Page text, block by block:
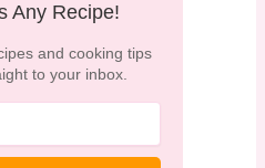
Any Recipe!
and cooking tips
to your inbox.